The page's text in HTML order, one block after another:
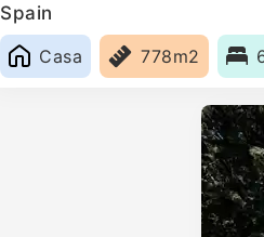
Spain
Casa
778m2